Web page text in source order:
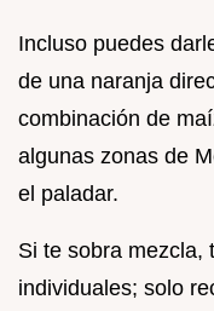
Incluso puedes
de una naranja
combinación de
algunas zonas de
el paladar.
Si te sobra mezcla,
individuales; solo